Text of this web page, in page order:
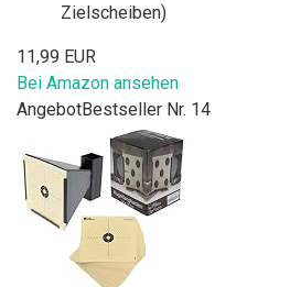
Zielscheiben)
11,99 EUR
Bei Amazon ansehen
AngebotBestseller Nr. 14